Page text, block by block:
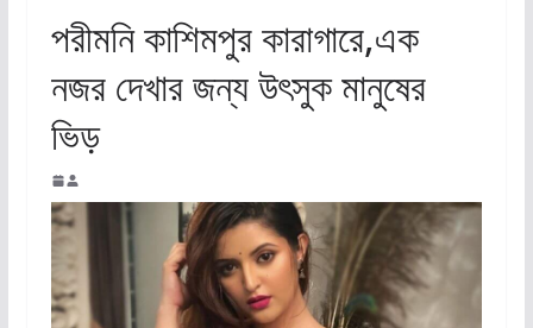
পরীমনি কাশিমপুর কারাগারে,এক
নজর দেখার জন্য উৎসুক মানুষের
ভিড়